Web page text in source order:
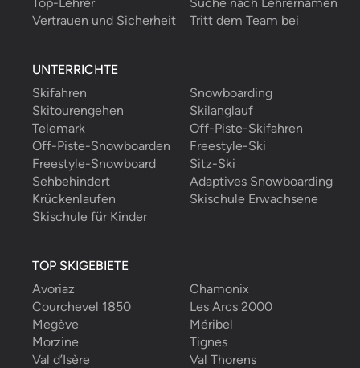
Vertrauen und Sicherheit
Tritt dem Team bei
UNTERRICHTE
Skifahren
Snowboarding
Skitourengehen
Skilanglauf
Telemark
Off-Piste-Skifahren
Off-Piste-Snowboarden
Freestyle-Ski
Freestyle-Snowboard
Sitz-Ski
Sehbehindert
Adaptives Snowboarding
Krückenlaufen
Skischule Erwachsene
Skischule für Kinder
TOP SKIGEBIETE
Avoriaz
Chamonix
Courchevel 1850
Les Arcs 2000
Megève
Méribel
Morzine
Tignes
Val d’Isère
Val Thorens